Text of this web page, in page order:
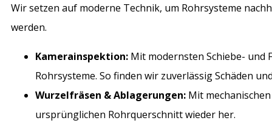
Wir setzen auf moderne Technik, um Rohrsysteme
werden.
Kamerainspektion: Mit modernsten Schiebe- und
Rohrsysteme. So finden wir zuverlässig Schäden
Wurzelfräsen & Ablagerungen: Mit
ursprünglichen Rohrquerschnitt wieder her.